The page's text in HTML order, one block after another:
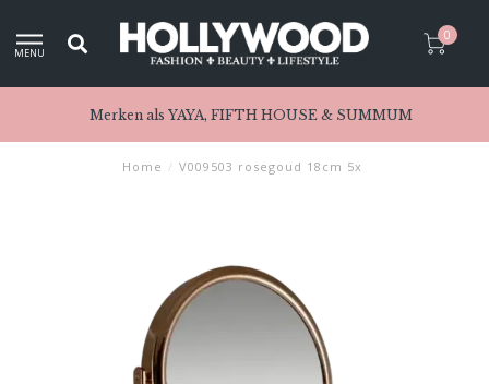
MENU
0
Merken als YAYA, FIFTH HOUSE & SUMMUM
Home / V009503 rosegoud 18cm 5x